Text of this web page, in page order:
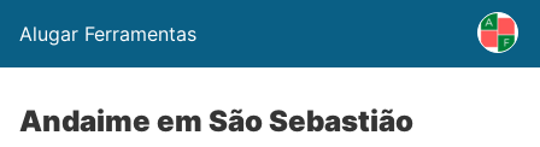
Alugar Ferramentas
Andaime em São Sebastião